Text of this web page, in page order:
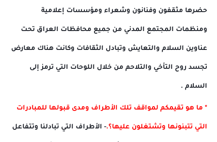
حضرها مثقفون وفنانون وشعراء ومؤسسات إعلامية
ومنظمات المجتمع المدني من جميع محافظات العراق تحت
عناوين السلام والتعايش وتبادل الثقافات وكانت هناك معارض
تجسد روح التأخي والتلاحم من خلال اللوحات التي ترمز إلى
السلام .
* ما هو تقيمكم لمواقف تلك الأطراف ومدى قبولها للمبادرات
التي تتبنونها وتشتغلون عليها؟.- الأطراف التي تبادلنا وتتفاعل